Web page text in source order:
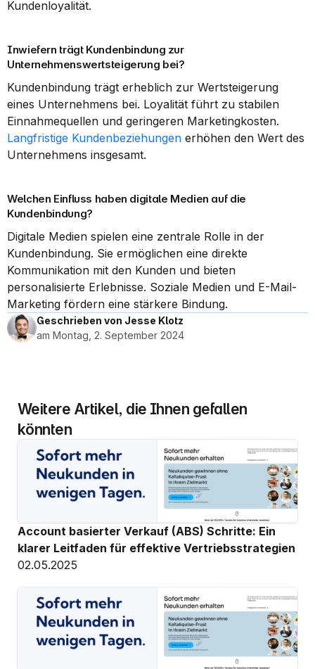
Kundenloyalität.
Inwiefern trägt Kundenbindung zur
Unternehmenswertsteigerung bei?
Kundenbindung trägt erheblich zur Wertsteigerung
eines Unternehmens bei. Loyalität führt zu stabilen
Langfristige Kundenbeziehungen erhöhen den Wert des
Unternehmens insgesamt.
Welchen Einfluss haben digitale Medien auf die
Kundenbindung?
Digitale Medien spielen eine zentrale Rolle in der
Kundenbindung. Sie ermöglichen eine direkte
Kommunikation mit den Kunden und bieten
personalisierte Erlebnisse. Soziale Medien und E-Mail-
Marketing fördern eine stärkere Bindung.
Geschrieben von Jesse Klotz
am Montag, 2. September 2024
Weitere Artikel, die Ihnen gefallen
könnten
Account basierter Verkauf (ABS) Schritte: Ein
klarer Leitfaden für effektive Vertriebsstrategien
02.05.2025